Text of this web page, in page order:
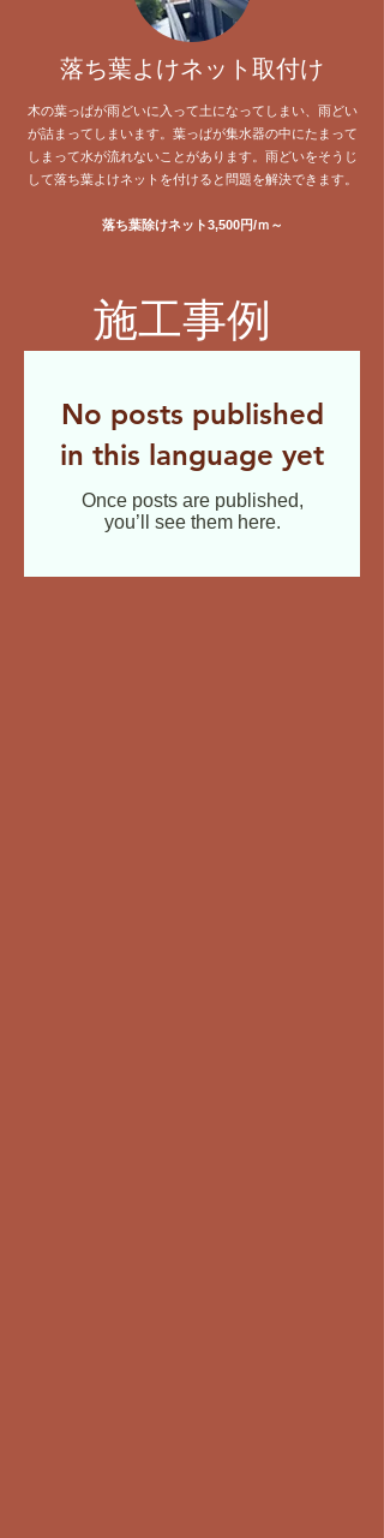
落ち葉よけネット取付け
木の葉っぱが雨どいに入って土になってしまい、雨どい
が詰まってしまいます。葉っぱが集水器の中にたまって
しまって水が流れないことがあります。雨どいをそうじ
して落ち葉よけネットを付けると問題を解決できます。
落ち葉除けネット3,500円/ｍ～
施工事例
No posts published
in this language yet
Once posts are published,
you’ll see them here.